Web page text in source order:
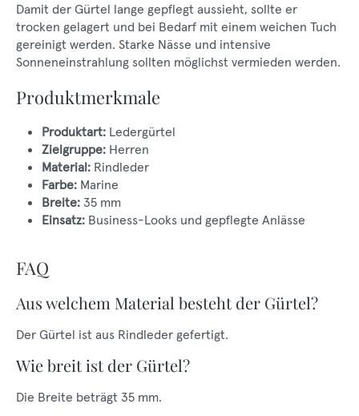
Damit der Gürtel lange gepflegt aussieht, sollte er
trocken gelagert und bei Bedarf mit einem weichen Tuch
gereinigt werden. Starke Nässe und intensive
Sonneneinstrahlung sollten möglichst vermieden werden.
Produktmerkmale
Produktart: Ledergürtel
Zielgruppe: Herren
Material: Rindleder
Farbe: Marine
Breite: 35 mm
Einsatz: Business-Looks und gepflegte Anlässe
FAQ
Aus welchem Material besteht der Gürtel?
Der Gürtel ist aus Rindleder gefertigt.
Wie breit ist der Gürtel?
Die Breite beträgt 35 mm.